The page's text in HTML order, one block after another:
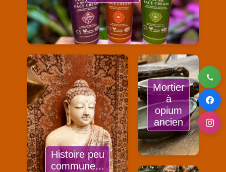
Histoire peu
commune...
Mortier
à
opium
ancien